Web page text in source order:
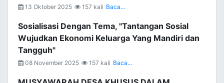
13 Oktober 2025 157 kali Baca...
Sosialisasi Dengan Tema, "Tantangan Sosial
Wujudkan Ekonomi Keluarga Yang Mandiri dan
Tangguh"
08 November 2025 157 kali Baca...